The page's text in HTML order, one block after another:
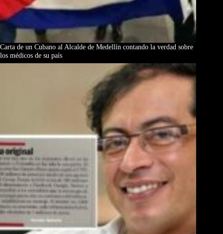
Carta de un Cubano al Alcalde de Medellín contando la verdad sobre
los médicos de su país